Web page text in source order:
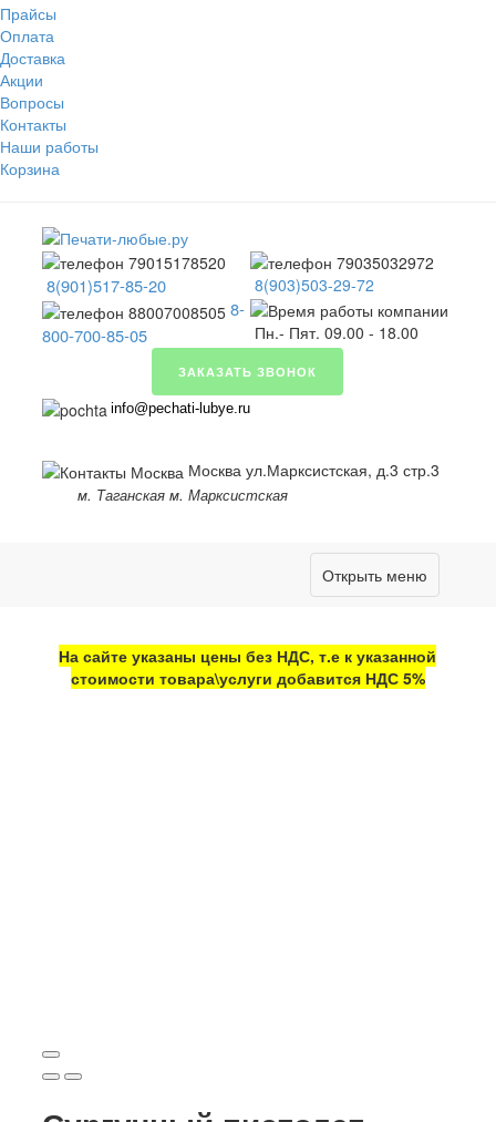
Прайсы
Оплата
Доставка
Акции
Вопросы
Контакты
Наши работы
Корзина
8(901)517-85-20
8-
800-700-85-05
8(903)503-29-72
Пн.- Пят. 09.00 - 18.00
ЗАКАЗАТЬ ЗВОНОК
info@pechati-lubye.ru
Москва ул.Марксистская, д.3 стр.3
м. Таганская м. Марксистская
Открыть меню
На сайте указаны цены без НДС, т.е к указанной
стоимости товара\услуги добавится НДС 5%